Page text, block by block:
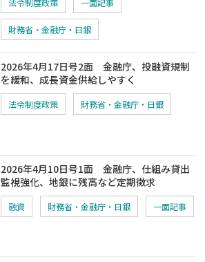
法令制度政策 一面記事
財務省・金融庁・日銀
2026年4月17日号2面 金融庁、投融資規制
を緩和、成長資金供給しやすく
法令制度政策 財務省・金融庁・日銀
2026年4月10日号1面 金融庁、仕組み貸出
監視強化、地銀に残高など定期徴求
融資 財務省・金融庁・日銀 一面記事